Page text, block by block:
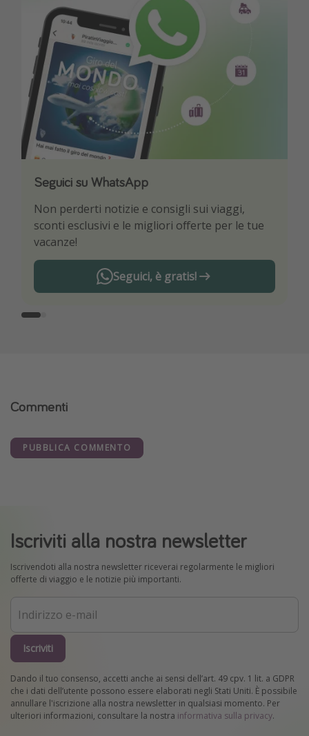
Seguici su WhatsApp
Non perderti notizie e consigli sui viaggi,
sconti esclusivi e le migliori offerte per le tue
vacanze!
Seguici, è gratis!
Scarica la nostra App
Sii il primo a conoscere le migliori offerte di
viaggio
Commenti
PUBBLICA COMMENTO
Iscriviti alla nostra newsletter
Iscrivendoti alla nostra newsletter riceverai regolarmente le migliori
offerte di viaggio e le notizie più importanti.
Iscriviti
Dando il tuo consenso, accetti anche ai sensi dell’art. 49 cpv. 1 lit. a GDPR
che i dati dell’utente possono essere elaborati negli Stati Uniti. È possibile
annullare l'iscrizione alla nostra newsletter in qualsiasi momento. Per
ulteriori informazioni, consultare la nostra informativa sulla privacy.